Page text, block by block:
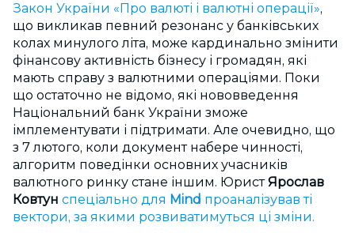
Закон України «Про валюті і валютні операції»,
що викликав певний резонанс у банківських
колах минулого літа, може кардинально змінити
фінансову активність бізнесу і громадян, які
мають справу з валютними операціями. Поки
що остаточно не відомо, які нововведення
Національний банк України зможе
імплементувати і підтримати. Але очевидно, що
з 7 лютого, коли документ набере чинності,
алгоритм поведінки основних учасників
валютного ринку стане іншим. ЮристЯрослав
Ковтун спеціально для Mind проаналізував ті
вектори, за якими розвиватимуться ці зміни.